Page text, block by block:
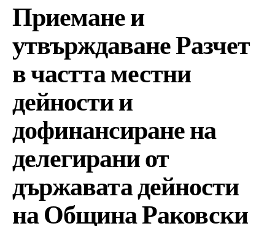
Приемане и
утвърждаване Разчет
в частта местни
дейности и
дофинансиране на
делегирани от
държавата дейности
на Община Раковски